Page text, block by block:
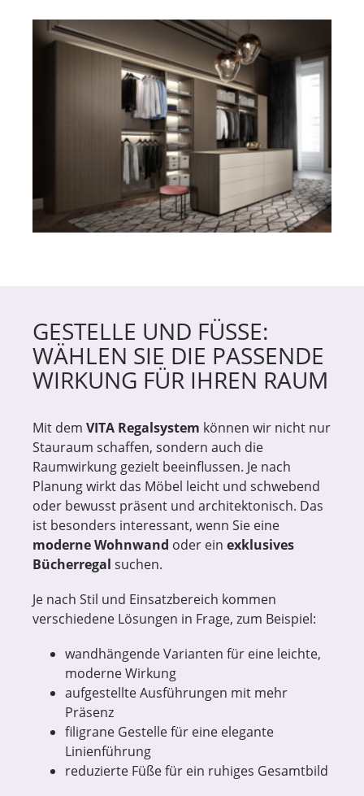
GESTELLE UND FÜSSE: W
ÄHLEN SIE DIE PASSENDE W
IRKUNG FÜR IHREN RAUM
Mit dem VITA Regalsystem können wir nicht nur
Stauraum schaffen, sondern auch die
Raumwirkung gezielt beeinflussen. Je nach
Planung wirkt das Möbel leicht und schwebend
oder bewusst präsent und architektonisch. Das
ist besonders interessant, wenn Sie eine
moderne Wohnwand oder ein exklusives
Bücherregal suchen.
Je nach Stil und Einsatzbereich kommen
verschiedene Lösungen in Frage, zum Beispiel:
wandhängende Varianten für eine leichte,
moderne Wirkung
aufgestellte Ausführungen mit mehr
Präsenz
filigrane Gestelle für eine elegante
Linienführung
reduzierte Füße für ein ruhiges Gesamtbild